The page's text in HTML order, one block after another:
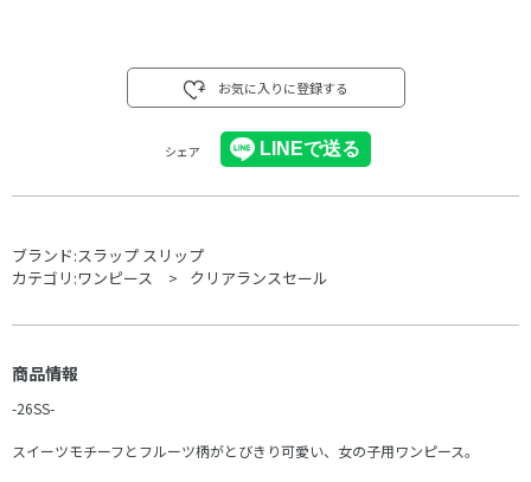
お気に入りに登録する
シェア
ブランド:スラップ スリップ
カテゴリ:ワンピース クリアランスセール
商品情報
-26SS-
スイーツモチーフとフルーツ柄がとびきり可愛い、女の子用ワンピース。